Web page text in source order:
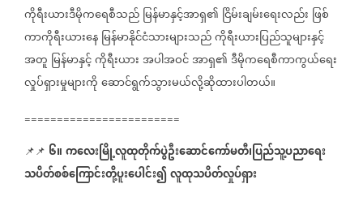
ကိုရီးယားဒီမိုကရေစီသည်မြန်မာနှင့်အာရှ၏ ငြိမ်းချမ်းရေးလည်း ဖြစ်
ကာကိုရီးယားနေမြန်မာနိုင်ငံသားများသည်ကိုရီးယားပြည်သူများနှင့်
အတူ မြန်မာနှင့်ကိုရီးယားအပါအဝင်အာရှ၏ဒီမိုကရေစီကာကွယ်ရေး
လှုပ်ရှားမှုများကိုဆောင်ရွက်သွားမယ်လို့ဆိုထားပါတယ်။
========================
📌📌 ၆။ကလေးမြို့လူထုတိုက်ပွဲဦးဆောင်ကော်မတီ၊ပြည်သူ့ပညာရေး
သပိတ်စစ်ကြောင်းတို့ပူးပေါင်း၍လူထုသပိတ်လှုပ်ရှား